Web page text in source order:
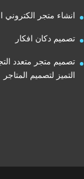
انشاء متجر الكتروني
تصميم دكان افكار
تصميم متجر متعدد
التميز لتصميم المتاجر